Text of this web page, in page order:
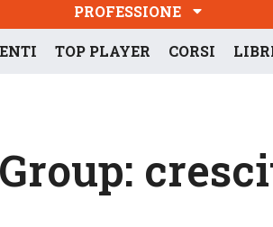
PROFESSIONE
TOP PLAYER CORSI